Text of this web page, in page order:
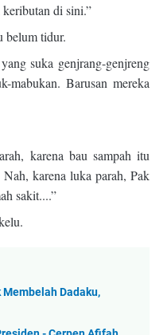
di sini.”
belum tidur.
suka genjrang-genjreng
mabukan. Barusan mereka
karena bau sampah itu
Nah, karena luka parah, Pak
sakit....”
Dadaku,